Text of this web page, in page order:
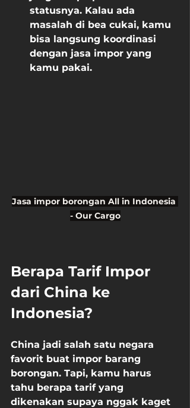
statusnya. Kalau ada
masalah di bea cukai, kamu
bisa langsung koordinasi
dengan jasa impor yang
kamu pakai.
Jasa impor borongan All in Indonesia
- Our Cargo
Berapa Tarif Impor
dari China ke
Indonesia?
China jadi salah satu negara
favorit buat impor barang
borongan. Tapi, kamu harus
tahu berapa tarif yang
dikenakan supaya nggak kaget